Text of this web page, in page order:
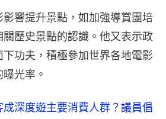
響提升景點，如加強導賞團培
歷史景點的認識。他又表示政
功夫，積極參加世界各地電影
光率。
深度遊主要消費人群？議員倡